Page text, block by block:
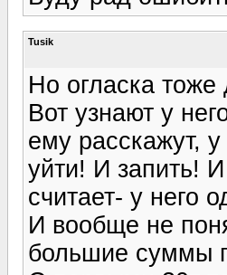
Tusik
Но огласка тоже
Вот узнают у
ему расскажут,
уйти! И запить!
считает- у него
И вообще не
большие суммы